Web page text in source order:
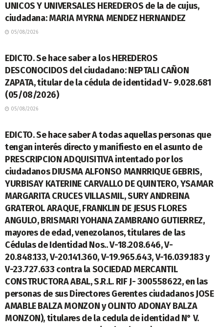
UNICOS Y UNIVERSALES HEREDEROS de la de cujus,
ciudadana: MARIA MYRNA MENDEZ HERNANDEZ
05/08/2026
EDICTO. Se hace saber a los HEREDEROS
DESCONOCIDOS del ciudadano: NEPTALI CAÑON
ZAPATA, titular de la cédula de identidad V- 9.028.681
(05/08/2026)
05/08/2026
EDICTO. Se hace saber A todas aquellas personas que
tengan interés directo y manifiesto en el asunto de
PRESCRIPCION ADQUISITIVA intentado por los
ciudadanos DIUSMA ALFONSO MANRRIQUE GEBRIS,
YURBISAY KATERINE CARVALLO DE QUINTERO, YSAMAR
MARGARITA CRUCES VILLASMIL, SURY ANDREINA
GRATEROL ARAQUE, FRANKLIN DE JESUS FLORES
ANGULO, BRISMARI YOHANA ZAMBRANO GUTIERREZ,
mayores de edad, venezolanos, titulares de las
Cédulas de Identidad Nos.. V-18.208.646, V-
20.848.133, V-20.141.360, V-19.965.643, V-16.039.183 y
V-23.727.633 contra la SOCIEDAD MERCANTIL
CONSTRUCTORA ABAL, S.R.L. RIF J- 300558622, en las
personas de sus Directores Gerentes ciudadanos JOSE
AMABLE BALZA MONZON y OLINTO ADONAY BALZA
MONZON), titulares de la cedula de identidad N° V.